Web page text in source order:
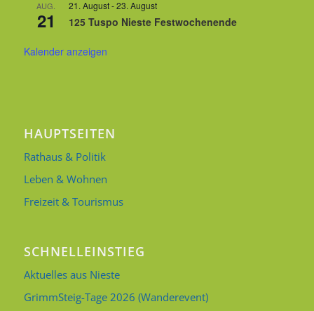
AUG.
21
21. August-23. August
125 Tuspo Nieste Festwochenende
Kalender anzeigen
HAUPTSEITEN
Rathaus & Politik
Leben & Wohnen
Freizeit & Tourismus
SCHNELLEINSTIEG
Aktuelles aus Nieste
GrimmSteig-Tage 2026 (Wanderevent)